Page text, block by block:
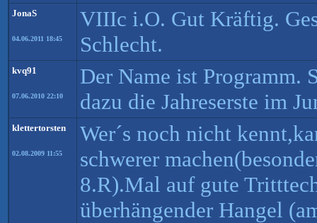
JonaS
04.06.2011 18:45
VIIIc i.O. Gut Kräftig.
Schlecht.
kvq91
07.06.2010 22:10
Der Name ist Programm.
dazu die Jahreserste im
klettertorsten
02.08.2009 11:55
Wer´s noch nicht
schwerer
8.R).Mal auf gute
überhängender Hangel